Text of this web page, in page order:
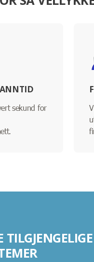
sekund for